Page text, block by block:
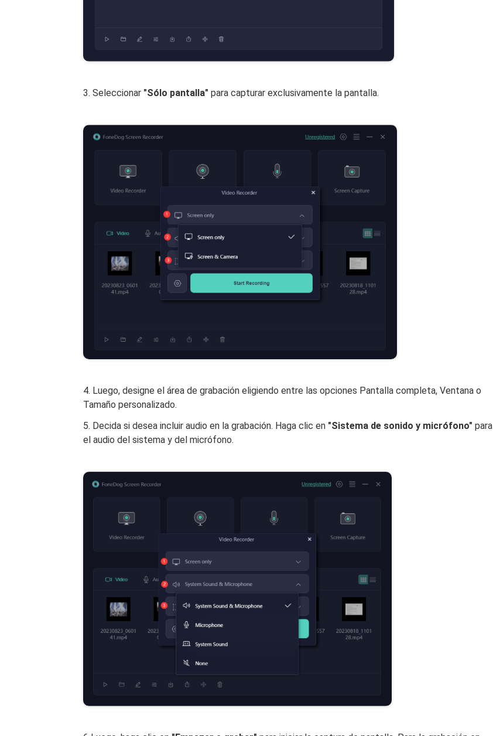
3. Seleccionar "Sólo pantalla" para capturar exclusivamente la pantalla.
4. Luego, designe el área de grabación eligiendo entre las opciones Pantalla completa, Ventana o
Tamaño personalizado.
5. Decida si desea incluir audio en la grabación. Haga clic en "Sistema de sonido y micrófono" para
el audio del sistema y del micrófono.